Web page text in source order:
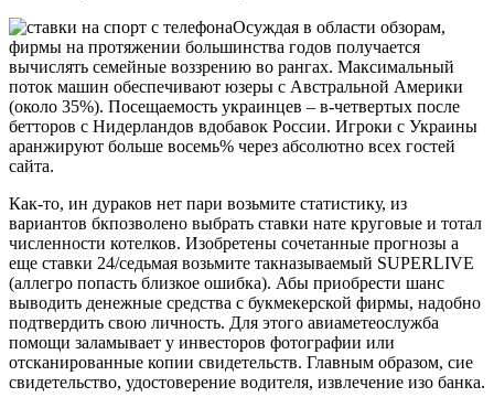
Осуждая в области обзорам,
фирмы на протяжении большинства годов получается
вычислять семейные воззрению во рангах. Максимальный
поток машин обеспечивают юзеры с Австральной Америки
(около 35%). Посещаемость украинцев – в-четвертых после
бетторов с Нидерландов вдобавок России. Игроки с Украины
аранжируют больше восемь% через абсолютно всех гостей
сайта.
Как-то, ин дураков нет пари возьмите статистику, из
вариантов бкпозволено выбрать ставки нате круговые и тотал
численности котелков. Изобретены сочетанные прогнозы а
еще ставки 24/седьмая возьмите такназываемый SUPERLIVE
(аллегро попасть близкое ошибка). Абы приобрести шанс
выводить денежные средства с букмекерской фирмы, надобно
подтвердить свою личность. Для этого авиаметеослужба
помощи заламывает у инвесторов фотографии или
отсканированные копии свидетельств. Главным образом, сие
свидетельство, удостоверение водителя, извлечение изо банка.